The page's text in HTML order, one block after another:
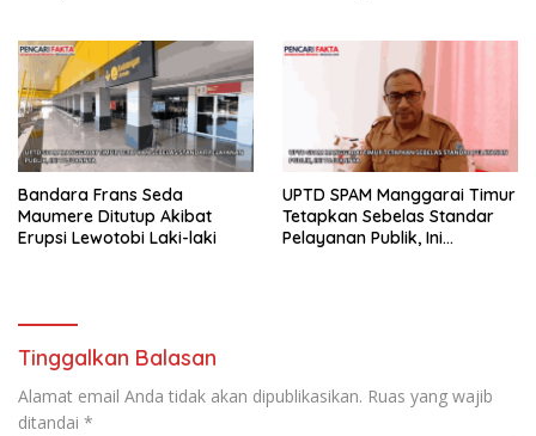
Bandara Frans Seda
Maumere Ditutup Akibat
Erupsi Lewotobi Laki-laki
UPTD SPAM Manggarai Timur
Tetapkan Sebelas Standar
Pelayanan Publik, Ini
Tinggalkan Balasan
Alamat email Anda tidak akan dipublikasikan. Ruas yang wajib
ditandai *